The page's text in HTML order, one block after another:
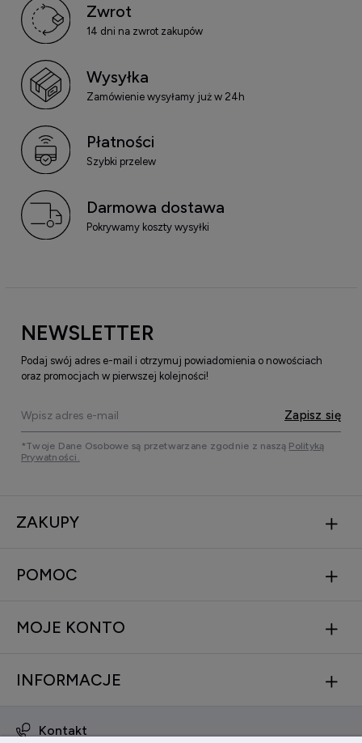
Zwrot
14 dni na zwrot zakupów
Wysyłka
Zamówienie wysyłamy już w 24h
Płatności
Szybki przelew
Darmowa dostawa
Pokrywamy koszty wysyłki
NEWSLETTER
Podaj swój adres e-mail i otrzymuj powiadomienia o nowościach
oraz promocjach w pierwszej kolejności!
Zapisz się
*Twoje Dane Osobowe są przetwarzane zgodnie z naszą Polityką
Prywatności.
ZAKUPY
POMOC
MOJE KONTO
INFORMACJE
Kontakt